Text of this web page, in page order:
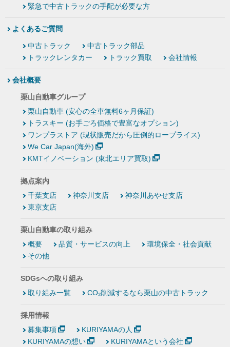
緊急で中古トラックの手配が必要な方
よくあるご質問
中古トラック
中古トラック部品
トラックレンタカー
トラック買取 会社情報
会社概要
栗山自動車グループ
栗山自動車 (安心の全車無料6ヶ月保証)
トラスキー (お手ごろ価格で豊富なオプション)
ワンプラストア (現状販売だから圧倒的ロープライス)
We Car Japan(海外)
KMTイノベーション (東北エリア買取)
拠点案内
千葉支店
神奈川支店
神奈川あやせ支店
東京支店
栗山自動車の取り組み
概要
品質・サービスの向上
環境保全・社会貢献
その他
SDGsへの取り組み
取り組み一覧
CO₂削減するなら栗山の中古トラック
採用情報
募集事項
KURIYAMAの人
KURIYAMAの想い
KURIYAMAという会社